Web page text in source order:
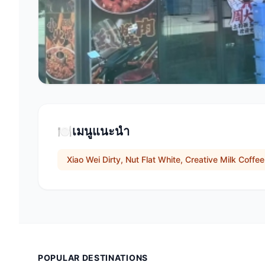
🍽️เมนูแนะนำ
Xiao Wei Dirty, Nut Flat White, Creative Milk Coffee
POPULAR DESTINATIONS